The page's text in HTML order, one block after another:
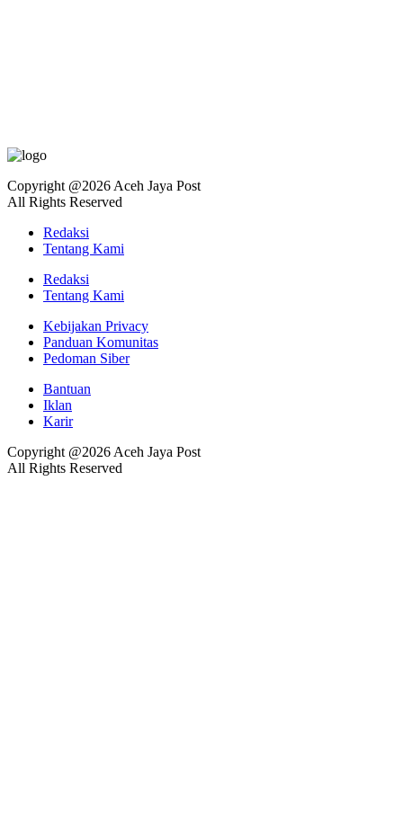
Copyright @2026 Aceh Jaya Post
All Rights Reserved
Redaksi
Tentang Kami
Redaksi
Tentang Kami
Kebijakan Privacy
Panduan Komunitas
Pedoman Siber
Bantuan
Iklan
Karir
Copyright @2026 Aceh Jaya Post
All Rights Reserved